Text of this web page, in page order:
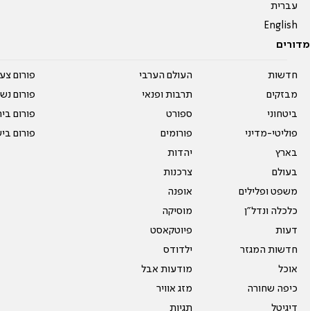
עברית
English
מדורים
חדשות
מבזקים
ביטחוני
פוליטי-מדיני
בארץ
בעולם
משפט ופלילים
כלכלה ונדל"ן
דעות
חדשות המגזר
אוכל
כיפה שחורה
דיגיטל
העולם הערבי
תרבות ופנאי
ספורט
פורומים
יהדות
צרכנות
אופנה
מוסיקה
פיוטקאסט
ילדודס
מודעות אבל
מזג אוויר
תגיות
פורום
פורום
פורום
פורום